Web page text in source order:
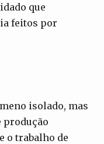
que
feitos por
isolado, mas
produção
o trabalho de